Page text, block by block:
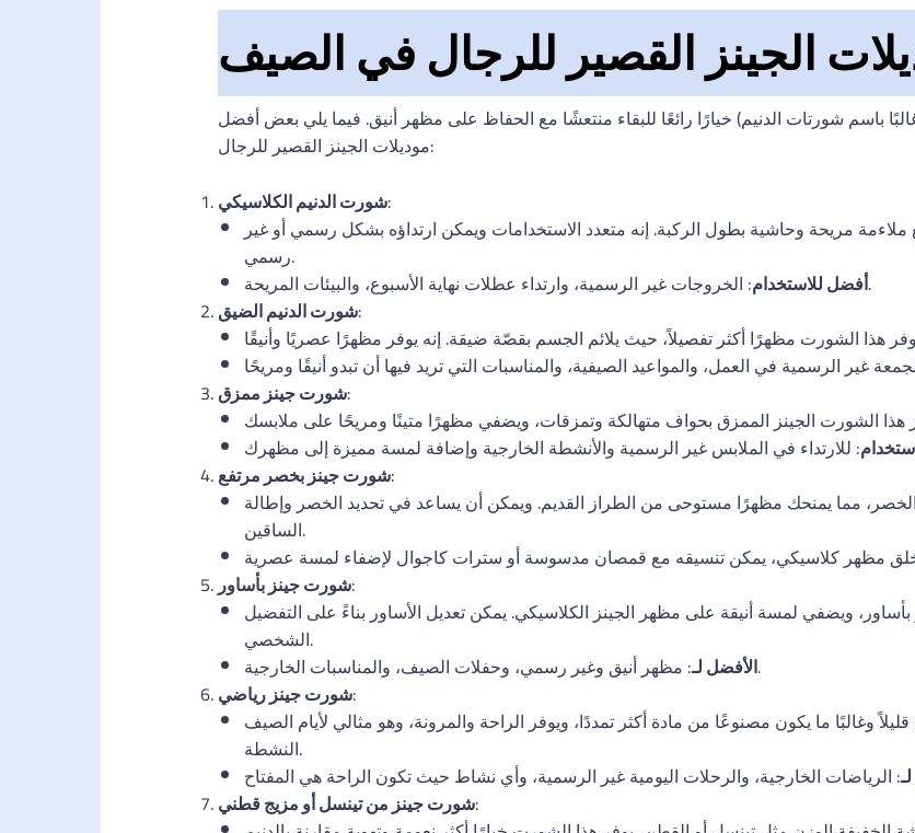
الجينز القصير للرجال في الصيف
باسم شورتات الدنيم) خيارًا رائعًا للبقاء منتعشًا مع الحفاظ على مظهر أنيق. فيما يلي بعض أفضل
موديلات الجينز القصير للرجال:
شورت الدنيم الكلاسيكي:
ملاءمة مريحة وحاشية بطول الركبة. إنه متعدد الاستخدامات ويمكن ارتداؤه بشكل رسمي أو غير
رسمي.
أفضل للاستخدام: الخروجات غير الرسمية، وارتداء عطلات نهاية الأسبوع، والبيئات المريحة.
شورت الدنيم الضيق:
شورت جينز ممزق:
شورت جينز بخصر مرتفع:
الخصر، مما يمنحك مظهرًا مستوحى من الطراز القديم. ويمكن أن يساعد في تحديد الخصر وإطالة
الساقين.
شورت جينز بأساور:
ويضفي لمسة أنيقة على مظهر الجينز الكلاسيكي. يمكن تعديل الأساور بناءً على التفضيل
الشخصي.
الأفضل لـ: مظهر أنيق وغير رسمي، وحفلات الصيف، والمناسبات الخارجية.
شورت جينز رياضي:
وغالبًا ما يكون مصنوعًا من مادة أكثر تمددًا، ويوفر الراحة والمرونة، وهو مثالي لأيام الصيف
النشطة.
شورت جينز من تينسل أو مزيج قطني: